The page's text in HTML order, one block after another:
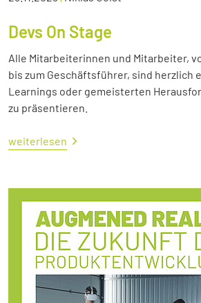
Devs On Stage
Alle Mitarbeiterinnen und Mitarbeiter,
bis zum Geschäftsführer, sind herzlich
Learnings oder gemeisterten
zu präsentieren.
weiterlesen